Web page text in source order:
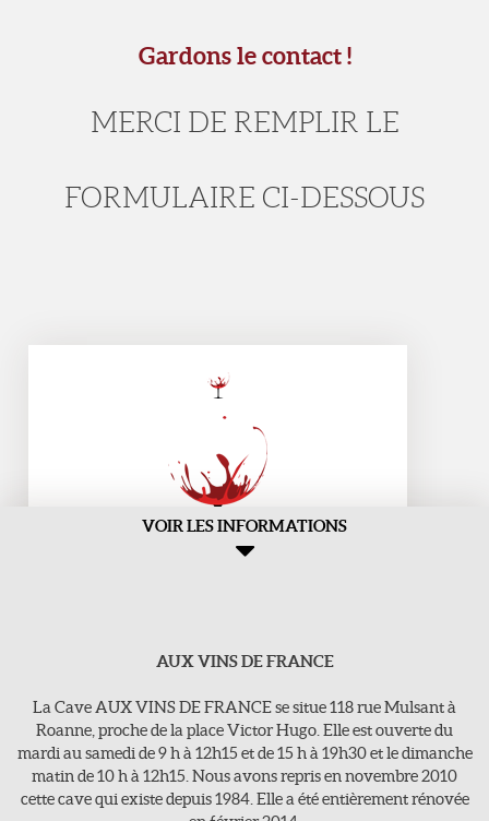
Gardons le contact !
MERCI DE REMPLIR LE
FORMULAIRE CI-DESSOUS
Aux Vins de france
>118, rue Mulsant - 42300 Roanne
E-Mail : vins-de-france@orange.fr
Tel : 04 77 71 16 63
VOIR LES INFORMATIONS
AUX VINS DE FRANCE
La Cave AUX VINS DE FRANCE se situe 118 rue Mulsant à
Roanne, proche de la place Victor Hugo. Elle est ouverte du
mardi au samedi de 9 h à 12h15 et de 15 h à 19h30 et le dimanche
matin de 10 h à 12h15. Nous avons repris en novembre 2010
cette cave qui existe depuis 1984. Elle a été entièrement rénovée